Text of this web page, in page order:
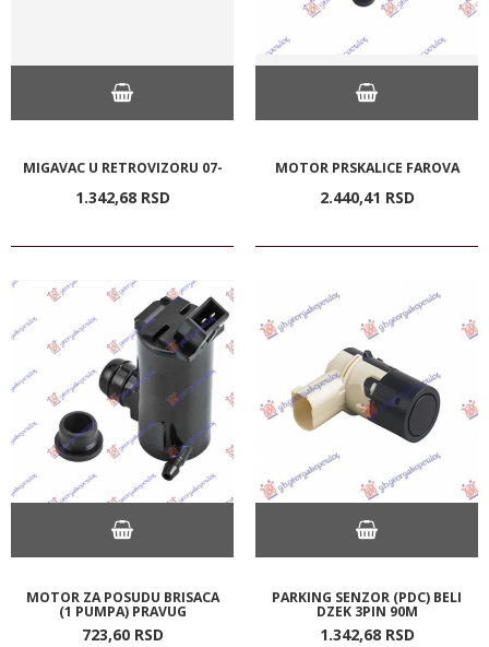
MIGAVAC U RETROVIZORU 07-
1.342,68 RSD
MOTOR PRSKALICE FAROVA
2.440,41 RSD
MOTOR ZA POSUDU BRISACA
(1 PUMPA) PRAVUG
723,60 RSD
PARKING SENZOR (PDC) BELI
DZEK 3PIN 90M
1.342,68 RSD